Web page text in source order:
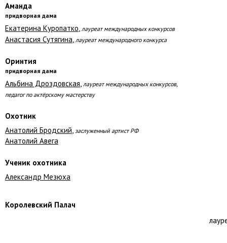
Аманда
придворная дама
Екатерина Куропатко, лауреат международных конкурсов
Анастасия Сутягина лауреат международного конкурса
Оринтия
придворная дама
Альбина Дроздовская, лауреат международных конкурсов,
педагог по актёрскому мастерству
Охотник
Анатолий Бродский заслуженный артист РФ
Анатолий Авега
Ученик охотника
Александр Мезюха
Королевский Палач